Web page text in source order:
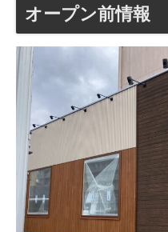
オープン前情報